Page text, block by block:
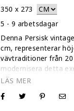
350 x 273
5 - 9 arbetsdagar
Denna Persisk
cm, representerar
vävtraditioner från
modernisera detta
designtrender har
med tyngden och